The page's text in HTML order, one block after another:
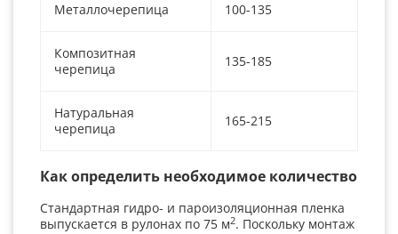
Металлочерепица 100-135
Композитная
черепица
135-185
Натуральная
черепица
165-215
Как определить необходимое количество
Стандартная гидро- и пароизоляционная пленка
выпускается в рулонах по 75 м2. Поскольку монтаж